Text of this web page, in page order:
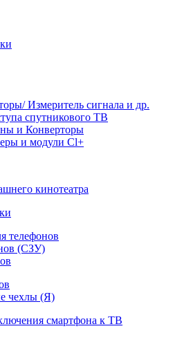
Измеритель сигнала и др.
спутникового ТВ
и Конверторы
и модули Cl+
кинотеатра
телефонов
(СЗУ)
чехлы (Я)
смартфона к ТВ